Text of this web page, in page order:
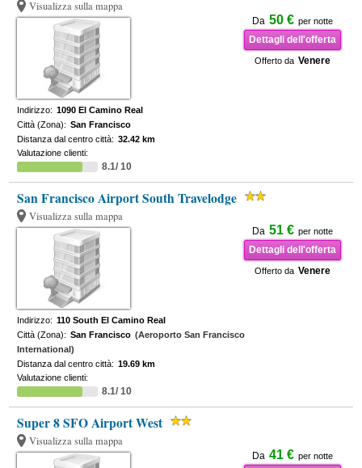
Visualizza sulla mappa
Da 50 € per notte
Dettagli dell'offerta
Offerto da Venere
Indirizzo: 1090 El Camino Real
Città (Zona): San Francisco
Distanza dal centro città: 32.42 km
Valutazione clienti:
8.1/ 10
San Francisco Airport South Travelodge
Visualizza sulla mappa
Da 51 € per notte
Dettagli dell'offerta
Offerto da Venere
Indirizzo: 110 South El Camino Real
Città (Zona): San Francisco (Aeroporto San Francisco
International)
Distanza dal centro città: 19.69 km
Valutazione clienti:
8.1/ 10
Super 8 SFO Airport West
Visualizza sulla mappa
Da 41 € per notte